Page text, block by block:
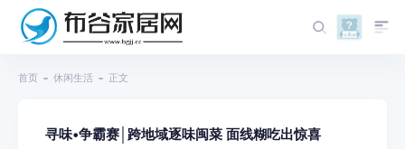
首页 休闲生活 正文
寻味•争霸赛│跨地域逐味闽菜 面线糊吃出惊喜